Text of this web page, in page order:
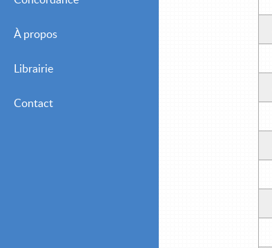
À propos
Librairie
Contact